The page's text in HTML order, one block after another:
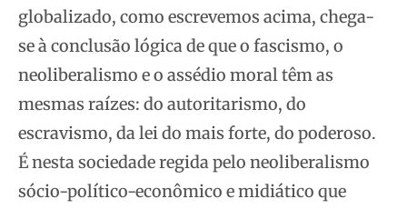
globalizado, como escrevemos acima, chega-
se à conclusão lógica de que o fascismo, o
neoliberalismo e o assédio moral têm as
mesmas raízes: do autoritarismo, do
escravismo, da lei do mais forte, do poderoso.
É nesta sociedade regida pelo neoliberalismo
sócio-político-econômico e midiático que